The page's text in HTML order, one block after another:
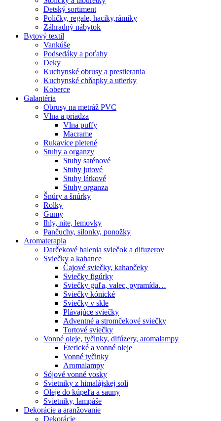
Detský sortiment
Poličky, regale, haciky,rámiky
Záhradný nábytok
Bytový textil
Vankúše
Podsedáky a poťahy
Deky
Kuchynské obrusy a prestierania
Kuchynské chňapky a utierky
Koberce
Galantéria
Obrusy na metráž PVC
Vlna a priadza
Vlna puffy
Macrame
Rukavice pletené
Stuhy a organzy
Stuhy saténové
Stuhy jutové
Stuhy látkové
Stuhy organza
Šnúry a šnúrky
Rolky
Gumy
Ihly, nite, lemovky
Pančuchy, silonky, ponožky
Aromaterapia
Darčekové balenia sviečok a difuzerov
Sviečky a kahance
Čajové sviečky, kahančeky
Sviečky figúrky
Sviečky guľa, valec, pyramída…
Sviečky kónické
Sviečky v skle
Plávajúce sviečky
Adventné a stromčekové sviečky
Tortové sviečky
Vonné oleje, tyčinky, difúzery, aromalampy
Éterické a vonné oleje
Vonné tyčinky
Aromalampy
Sójové vonné vosky
Svietniky z himalájskej soli
Oleje do kúpeľa a sauny
Svietniky, lampáše
Dekorácie a aranžovanie
Dekorácie